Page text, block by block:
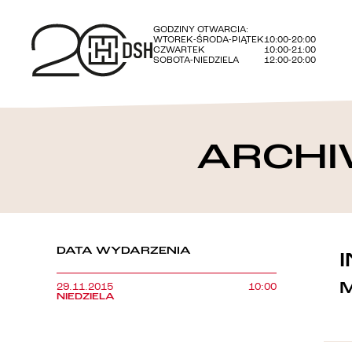
GODZINY OTWARCIA:
WTOREK-ŚRODA-PIĄTEK10:00-20:00
CZWARTEK
10:00-21:00
SOBOTA-NIEDZIELA
12:00-20:00
DATA WYDARZENIA
29.11.2015
NIEDZIELA
10:00